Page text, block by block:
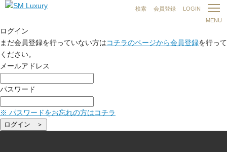
検索 会員登録
LOGIN
MENU
ログイン
まだ会員登録を行っていない方はコチラのページから会員登録を行って
ください。
メールアドレス
パスワード
※ パスワードをお忘れの方はコチラ